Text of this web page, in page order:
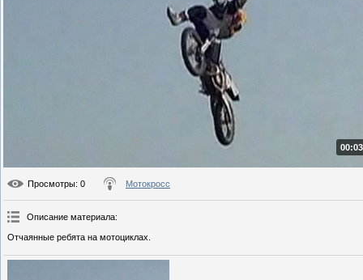
Просмотры: 0 Мотокросс
Описание материала:
Отчаянные ребята на мотоциклах.